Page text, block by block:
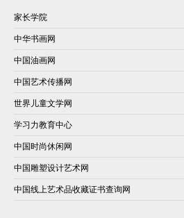
家长学院
中华书画网
中国油画网
中国艺术传播网
世界儿童文学网
学习力教育中心
中国时尚休闲网
中国雕塑设计艺术网
中国线上艺术品收藏证书查询网